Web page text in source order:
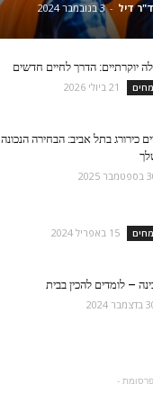
דיל - 3 בנובמבר 2024
יוקרתיים: הדרך לחיים חדשים
21 ביולי 2026
כירורג בתל אביב: הבחירה הנכונה
2025
15 באפריל 2024
– לומדים להכין בבית
2024
-